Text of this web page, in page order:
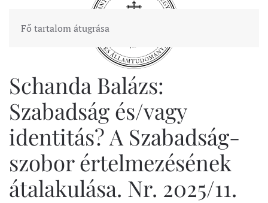
Fő tartalom átugrása
Schanda Balázs:
Szabadság és/vagy
identitás? A Szabadság-
szobor értelmezésének
átalakulása. Nr. 2025/11.